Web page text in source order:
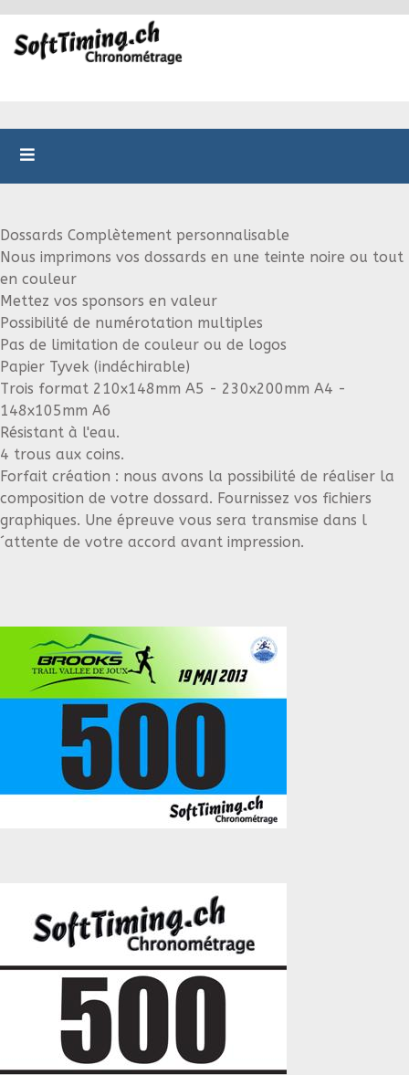
Dossards Complètement personnalisable
Nous imprimons vos dossards en une teinte noire ou tout
en couleur
Mettez vos sponsors en valeur
Possibilité de numérotation multiples
Pas de limitation de couleur ou de logos
Papier Tyvek (indéchirable)
Trois format 210x148mm A5 - 230x200mm A4 -
148x105mm A6
Résistant à l'eau.
4 trous aux coins.
Forfait création : nous avons la possibilité de réaliser la
composition de votre dossard. Fournissez vos fichiers
graphiques. Une épreuve vous sera transmise dans l
´attente de votre accord avant impression.